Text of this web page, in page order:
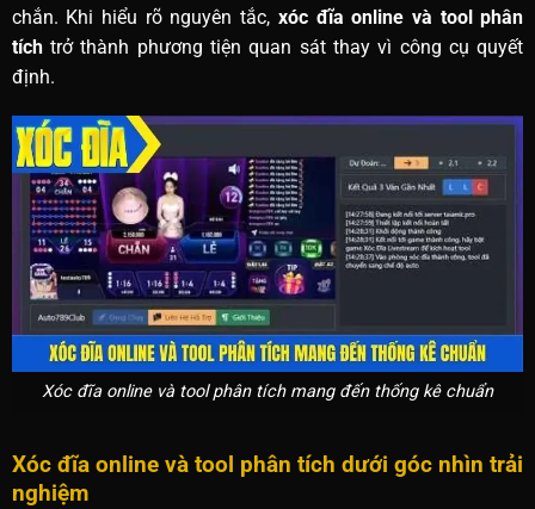
chắn. Khi hiểu rõ nguyên tắc, xóc đĩa online và tool phân
tíchtrở thành phương tiện quan sát thay vì công cụ quyết
định.
Xóc đĩa online và tool phân tích mang đến thống kê chuẩn
Xóc đĩa online và tool phân tích dưới góc nhìn trải
nghiệm